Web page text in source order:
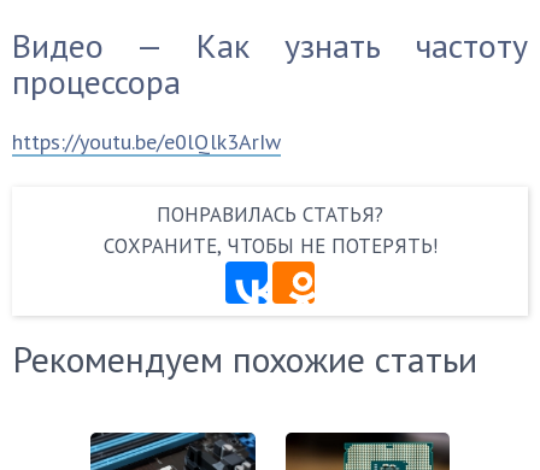
Видео — Как узнать частоту
процессора
https://youtu.be/e0lQlk3ArIw
ПОНРАВИЛАСЬ СТАТЬЯ?
СОХРАНИТЕ, ЧТОБЫ НЕ ПОТЕРЯТЬ!
Рекомендуем похожие статьи